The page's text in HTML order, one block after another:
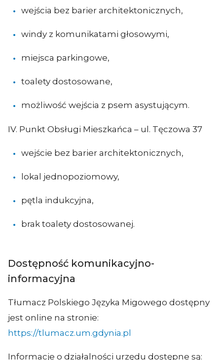
wejścia bez barier architektonicznych,
windy z komunikatami głosowymi,
miejsca parkingowe,
toalety dostosowane,
możliwość wejścia z psem asystującym.
IV. Punkt Obsługi Mieszkańca – ul. Tęczowa 37
wejście bez barier architektonicznych,
lokal jednopoziomowy,
pętla indukcyjna,
brak toalety dostosowanej.
Dostępność komunikacyjno-
informacyjna
Tłumacz Polskiego Języka Migowego dostępny
jest online na stronie:
https://tlumacz.um.gdynia.pl
Informacje o działalności urzędu dostępne są: